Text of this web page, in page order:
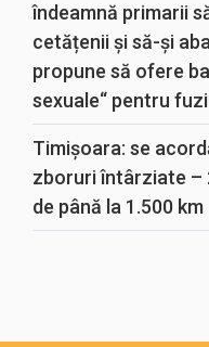
îndeamnă primarii
cetățenii și să-și
propune să ofere
sexuale“ pentru
Timișoara: se
zboruri întârziate –
de până la 1.500 km